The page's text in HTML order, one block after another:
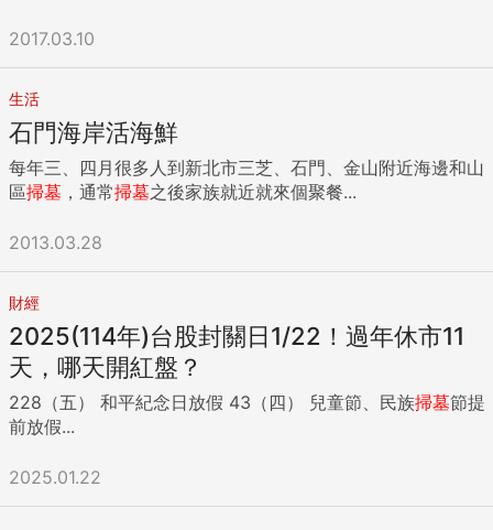
福音派的比利．葛理翰（Billy Graham）牧師使電視佈道達到
場大量信眾虔誠聆聽的臉孔，由此可知由現場信眾所體現的群
聚感，並沒有被電視取代。 因此，當下神職人員面臨的最大挑
戰就是，該怎麼用科技營造群聚感？最近因遠距辦公大熱的軟
體Zoom，也成為遠距禮拜的好幫手。 根據《宗教新聞網》
（Religion News Service）的報導，某一天，天主教佈道師布
禮儀式；不同的是，他沒有站在台上面對著底下的信眾，而是
面對著自己的電腦，螢幕上開著Zoom的視訊畫面，由一個個
更小的信眾視訊畫面組成。 猶太宗教社群也轉向臉書直播，取
代口頭問候，參與信眾紛紛用留言功能打上「安息日好」（”
Shabbat Shalom”），跟彼此打招呼。 許多宗教領導人可能從
未想過、用面對面以外的方式給予信徒關懷，現在他們則開始
發現科技有助於連結眾人。達拉斯的教會鼓勵信眾用傳簡訊的
方式來完成傳遞平安（passing the peace）的儀式，取代原
間在臉書和Instagram張貼禱告與冥想。 就連一些對科技使用
2017.03.10
生活
石門海岸活海鮮
每年三、四月很多人到新北市三芝、石門、金山附近海邊和山
區掃墓 ，通常掃墓之後家族就近就來個聚餐...
2013.03.28
財經
2025(114年)台股封關日1/22！過年休市11
天，哪天開紅盤？
228（五） 和平紀念日放假 43（四） 兒童節、民族掃墓節提
前放假...
2025.01.22